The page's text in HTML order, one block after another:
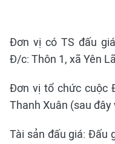
Đơn vị có TS đấu
Đ/c: Thôn 1, xã Yên
Đơn vị tổ chức cuộc
Thanh Xuân (sau
Tài sản đấu giá: Đấu